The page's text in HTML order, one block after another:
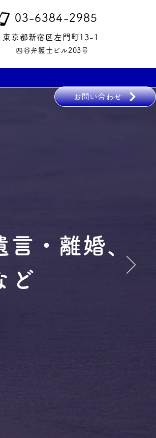
お問い合わせ
03-6384-2985
東京都新宿区左門町13-1
四谷弁護士ビル203号
・離婚、
ど